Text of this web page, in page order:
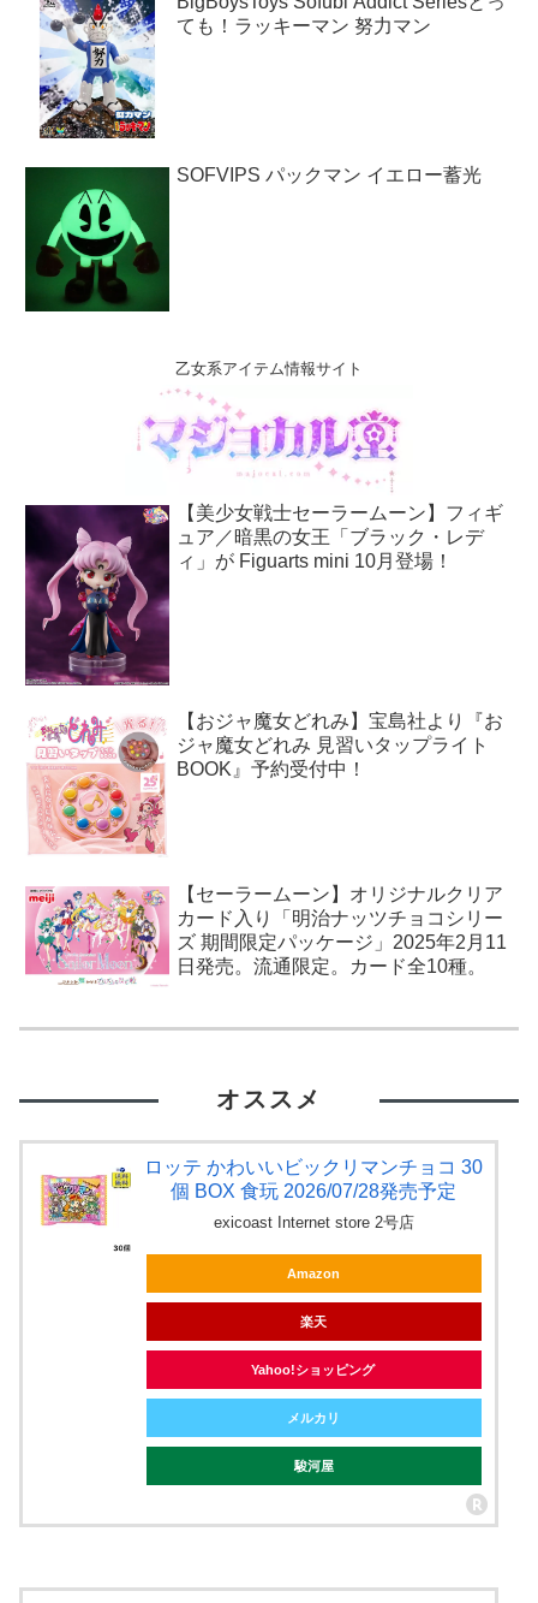
ても！ラッキーマン 努力マン
SOFVIPS パックマン イエロー蓄光
乙女系アイテム情報サイト
【美少女戦士セーラームーン】フィギ
ュア／暗黒の女王「ブラック・レデ
ィ」が Figuarts mini 10月登場！
【おジャ魔女どれみ】宝島社より『お
ジャ魔女どれみ 見習いタップライト
BOOK』予約受付中！
【セーラームーン】オリジナルクリア
カード入り「明治ナッツチョコシリー
ズ 期間限定パッケージ」2025年2月11
日発売。流通限定。カード全10種。
オススメ
ロッテ かわいいビックリマンチョコ 30
個 BOX 食玩 2026/07/28発売予定
exicoast Internet store 2号店
Amazon
楽天
Yahoo!ショッピング
メルカリ
駿河屋